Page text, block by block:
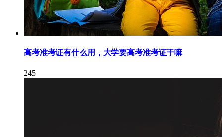
高考准考证有什么用，大学要高考准考证干嘛
245